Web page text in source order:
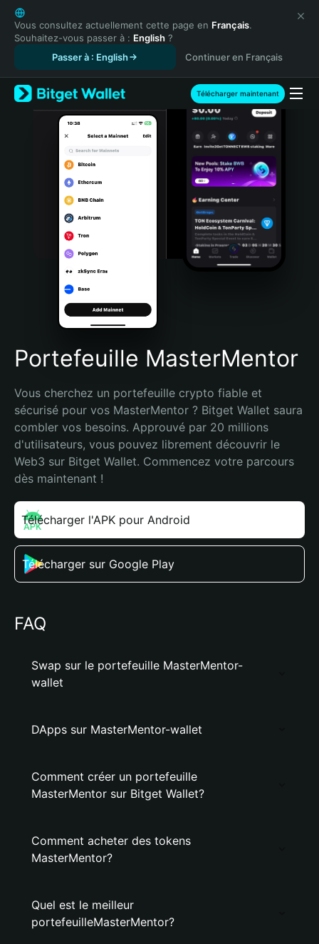
English
日本語
Tiếng Việt
Español (Latinoamérica)
Türkçe
Italiano
Português (Portugal)
Bahasa Indonesia
Português (Brasil)
Español (Argentina)
Vous consultez actuellement cette page en Français.
Souhaitez-vous passer à : English ?
Passer à : English
Continuer en Français
Télécharger maintenant
Portefeuille MasterMentor
Vous cherchez un portefeuille crypto fiable et
sécurisé pour vos MasterMentor ? Bitget Wallet saura
combler vos besoins. Approuvé par 20 millions
d'utilisateurs, vous pouvez librement découvrir le
Web3 sur Bitget Wallet. Commencez votre parcours
dès maintenant !
Télécharger l'APK pour Android
Télécharger sur Google Play
FAQ
Swap sur le portefeuille MasterMentor-
wallet
DApps sur MasterMentor-wallet
Comment créer un portefeuille
MasterMentor sur Bitget Wallet?
Comment acheter des tokens
MasterMentor?
Quel est le meilleur
portefeuilleMasterMentor?